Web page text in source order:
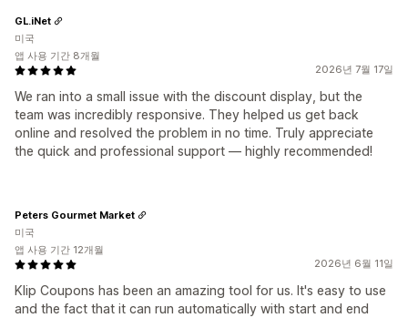
2026년 7월 17일
We ran into a small issue with the discount display, but the
team was incredibly responsive. They helped us get back
online and resolved the problem in no time. Truly appreciate
the quick and professional support — highly recommended!
GL.iNet
미국
앱 사용 기간 8개월
2026년 6월 11일
Klip Coupons has been an amazing tool for us. It's easy to use
and the fact that it can run automatically with start and end
Peters Gourmet Market
미국
앱 사용 기간 12개월